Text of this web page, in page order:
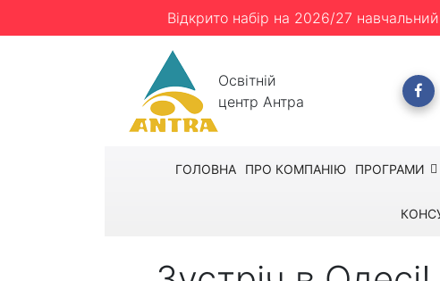
Відкрито набір на 2026/27
Освітній
центр Антра
ГОЛОВНА ПРО КОМПАНІЮ ПРОГРАМИ